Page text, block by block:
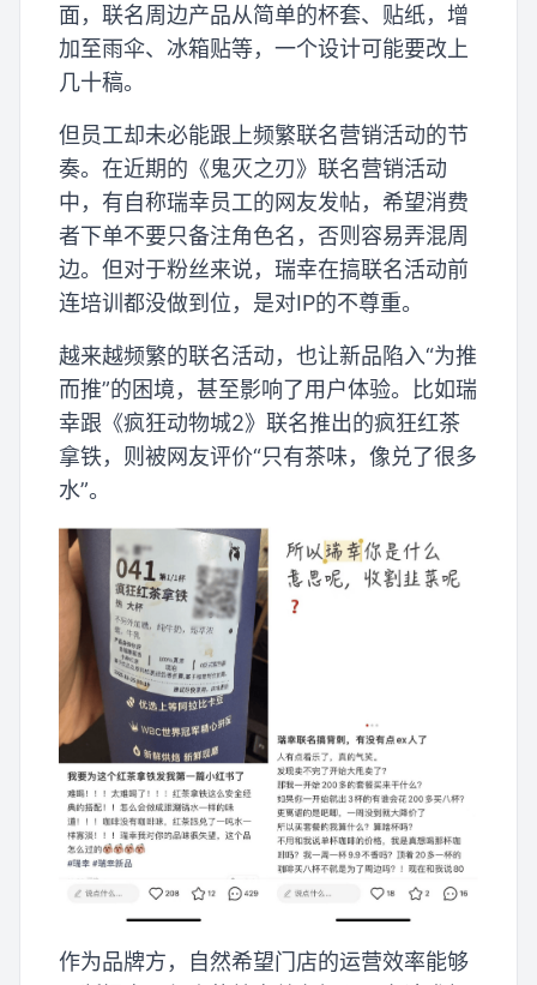
面，联名周边产品从简单的杯套、贴纸，增
加至雨伞、冰箱贴等，一个设计可能要改上
几十稿。
但员工却未必能跟上频繁联名营销活动的节
奏。在近期的《鬼灭之刃》联名营销活动
中，有自称瑞幸员工的网友发帖，希望消费
者下单不要只备注角色名，否则容易弄混周
边。但对于粉丝来说，瑞幸在搞联名活动前
连培训都没做到位，是对IP的不尊重。
越来越频繁的联名活动，也让新品陷入“为推
而推”的困境，甚至影响了用户体验。比如瑞
幸跟《疯狂动物城2》联名推出的疯狂红茶
拿铁，则被网友评价“只有茶味，像兑了很多
水”。
作为品牌方，自然希望门店的运营效率能够